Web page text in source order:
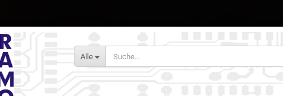
Alle